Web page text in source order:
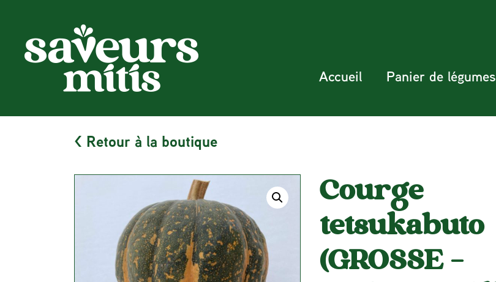
Accueil Panier de légumes
< Retour à la boutique
Courge
tetsukabuto
(GROSSE –